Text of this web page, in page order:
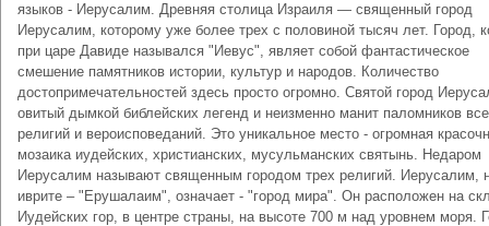
языков - Иерусалим. Древняя столица Израиля — священный город
Иерусалим, которому уже более трех с половиной тысяч лет. Город,
при царе Давиде назывался "Иевус", являет собой фантастическое
смешение памятников истории, культур и народов. Количество
достопримечательностей здесь просто огромно. Святой город
овитый дымкой библейских легенд и неизменно манит паломников
религий и вероисповеданий. Это уникальное место - огромная
мозаика иудейских, христианских, мусульманских святынь. Недаром
Иерусалим называют священным городом трех религий. Иерусалим,
иврите – "Ерушалаим", означает - "город мира". Он расположен на
Иудейских гор, в центре страны, на высоте 700 м над уровнем моря.